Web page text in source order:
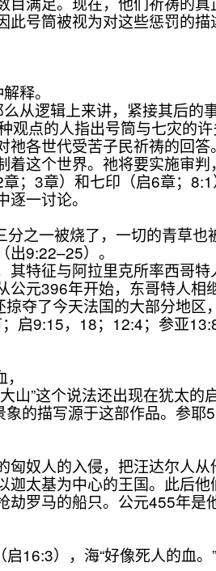
号筒被视为对这些惩罚的
释。
逻辑上来讲，紧接其后的
点的人指出号筒与七灾的许
各世代受苦子民祈祷的回答
这个世界。祂将要实施审判
3章）和七印（启6章；
一讨论。
之一被烧了，一切的青草也
9:22–25）。
特征与阿拉里克所率西哥特
元396年开始，东哥特人相
夺了今天法国的大部分地区
9:15，18；12:4；参亚
”这个说法还出现在犹太的
描写源于这部作品。参耶
奴人的入侵，把汪达尔人从
太基为中心的王国。此后
罗马的船只。公元455年
），海“好像死人的血。”